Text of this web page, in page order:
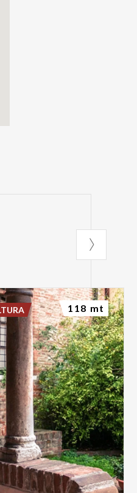
118 mt